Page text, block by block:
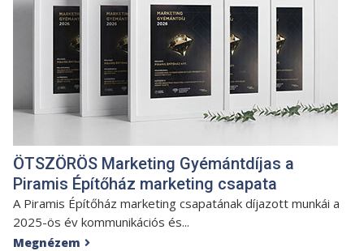
ÖTSZÖRÖS Marketing Gyémántdíjas a
Piramis Építőház marketing csapata
A Piramis Építőház marketing csapatának díjazott munkái a
2025-ös év kommunikációs és...
Megnézem 